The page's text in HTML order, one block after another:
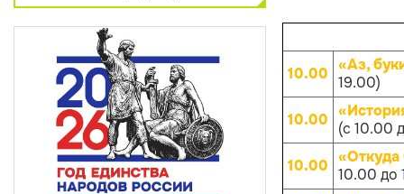
10.00 «Аз,
19.00)
10.00
(с 10.00
10.00 10.00 до